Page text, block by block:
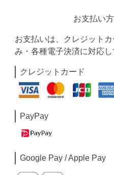
お支払い
お支払いは、クレジット
み・各種電子決済に対応し
クレジットカード
PayPay
Google Pay / Apple Pay